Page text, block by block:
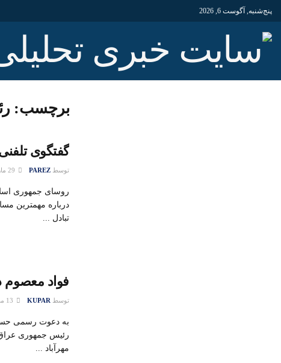
پنج‌شنبه, آگوست 6, 2026
برچسب:
گفتگوی
توسط PAREZ
روسای جمهوری
درباره مهمترین
تبادل ...
فواد معصوم
توسط KUPAR
به دعوت رسمی
رئیس جمهوری عراق
مهرآباد ...